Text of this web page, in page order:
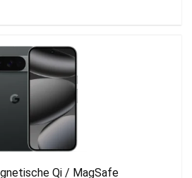
Qi / MagSafe